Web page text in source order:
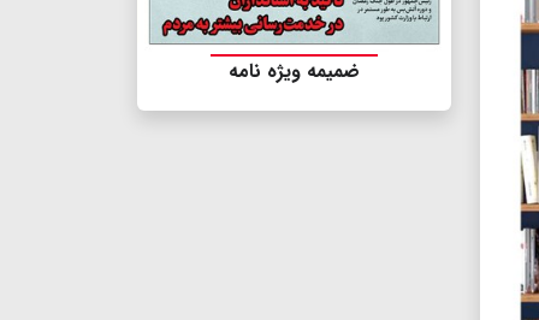
ضمیمه ویژه نامه